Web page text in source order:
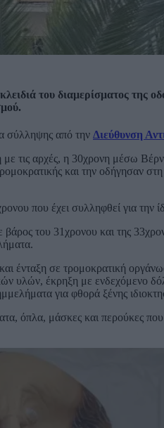
του διαμερίσματος της
σύλληψης από την Διεύθυνση
τις αρχές, η 30χρονη μέσω
και την οδήγησαν
που έχει συλληφθεί για την
του 31χρονου και της
ένταξη σε τρομοκρατική
υλών, έκρηξη με ενδεχόμενο
για φθορά ξένης
όπλα, μάσκες και περούκες